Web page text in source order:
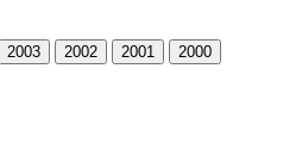
2003 2002 2001 2000